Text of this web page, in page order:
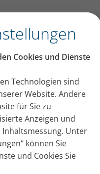
Cookies und Dienste
Technologien sind
Website. Andere
für Sie zu
Anzeigen und
Unter
können Sie
und Cookies Sie
3 Tipps
der
Tipps für
verbringen
und
zu befreien. Mit